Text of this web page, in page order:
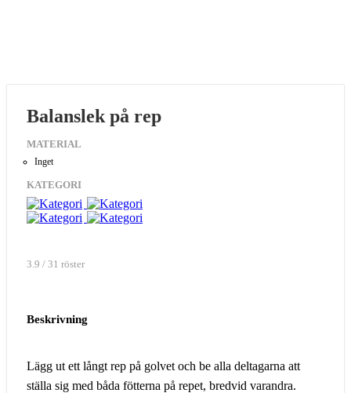
Balanslek på rep
MATERIAL
Inget
KATEGORI
3.9 / 31 röster
Beskrivning
Lägg ut ett långt rep på golvet och be alla deltagarna att
ställa sig med båda fötterna på repet, bredvid varandra.